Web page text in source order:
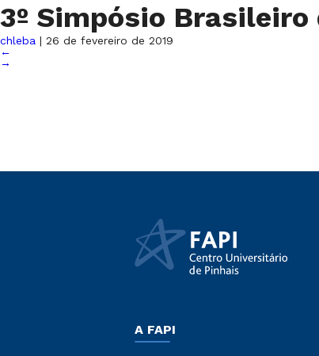
3º Simpósio
chleba | 26 de fevereiro de 2019
←
→
A FAPI